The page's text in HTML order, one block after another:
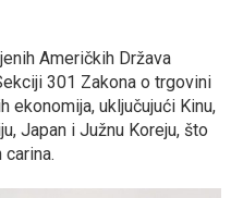
Američkih Država
301 Zakona o trgovini
ekonomija, uključujući Kinu,
Јapan i Јužnu Koreju, što